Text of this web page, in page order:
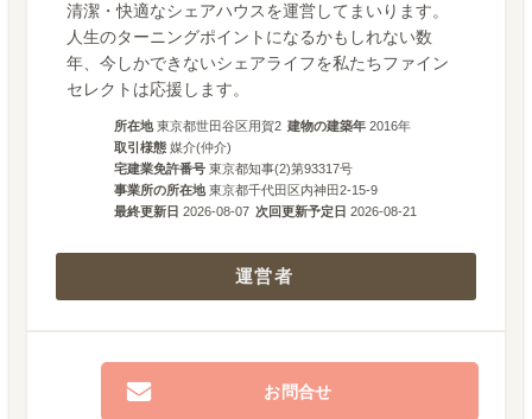
清潔・快適なシェアハウスを運営してまいります。
人生のターニングポイントになるかもしれない数
年、今しかできないシェアライフを私たちファイン
セレクトは応援します。
所在地 東京都世田谷区用賀2 建物の建築年 2016年
取引様態 媒介(仲介)
宅建業免許番号 東京都知事(2)第93317号
事業所の所在地 東京都千代田区内神田2-15-9
最終更新日 2026-08-07 次回更新予定日 2026-08-21
運営者
お問合せ